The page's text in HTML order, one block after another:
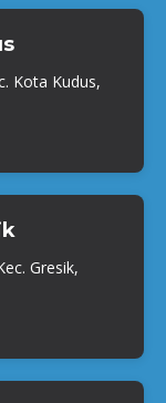
Kota Kudus,
Gresik,